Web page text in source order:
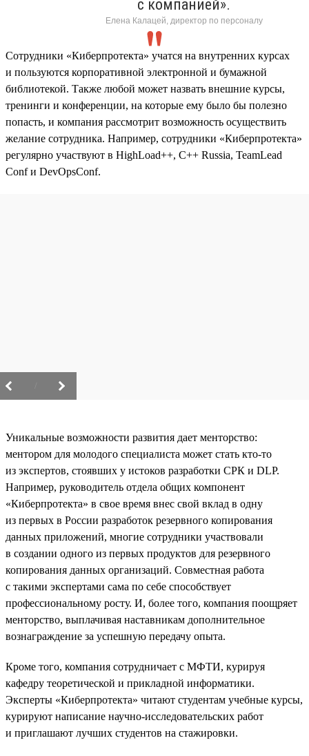
с компанией».
Елена Калацей, директор по персоналу
Сотрудники «Киберпротекта» учатся на внутренних курсах
и пользуются корпоративной электронной и бумажной
библиотекой. Также любой может назвать внешние курсы,
тренинги и конференции, на которые ему было бы полезно
попасть, и компания рассмотрит возможность осуществить
желание сотрудника. Например, сотрудники «Киберпротекта»
регулярно участвуют в HighLoad++, C++ Russia, TeamLead
Conf и DevOpsConf.
Уникальные возможности развития дает менторство:
ментором для молодого специалиста может стать кто-то
из экспертов, стоявших у истоков разработки СРК и DLP.
Например, руководитель отдела общих компонент
«Киберпротекта» в свое время внес свой вклад в одну
из первых в России разработок резервного копирования
данных приложений, многие сотрудники участвовали
в создании одного из первых продуктов для резервного
копирования данных организаций. Совместная работа
с такими экспертами сама по себе способствует
профессиональному росту. И, более того, компания поощряет
менторство, выплачивая наставникам дополнительное
вознаграждение за успешную передачу опыта.
Кроме того, компания сотрудничает с МФТИ, курируя
кафедру теоретической и прикладной информатики.
Эксперты «Киберпротекта» читают студентам учебные курсы,
курируют написание научно-исследовательских работ
и приглашают лучших студентов на стажировки.